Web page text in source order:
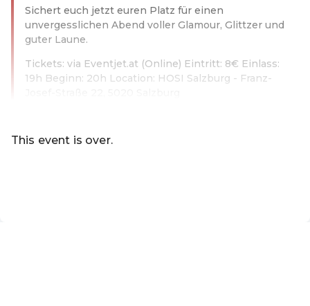
Sichert euch jetzt euren Platz für einen
unvergesslichen Abend voller Glamour, Glittzer und
guter Laune.
Tickets: via Eventjet.at (Online) Eintritt: 8€ Einlass:
19h Beginn: 20h Location: HOSI Salzburg - Franz-
This event is over.